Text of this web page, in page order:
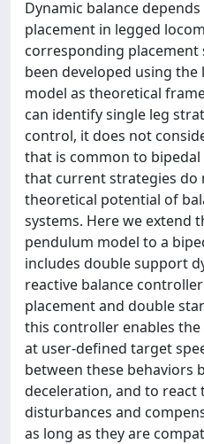
Dynamic balance
placement in legged
corresponding placement
been developed using
model as theoretical
can identify single leg
control, it does not
that is common to
that current strategies do
theoretical potential of
systems. Here we extend
pendulum model to a
includes double support
reactive balance
placement and double
this controller enables
at user-defined target
between these behaviors
deceleration, and to
disturbances and
as long as they are